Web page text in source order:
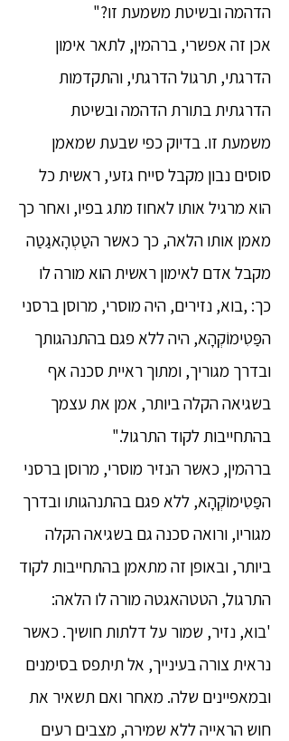
הדהמה ובשיטת משמעת זו?"
אכן זה אפשרי, ברהמין, לתאר אימון
הדרגתי, תרגול הדרגתי, והתקדמות
הדרגתית בתורת הדהמה ובשיטת
משמעת זו. בדיוק כפי שבעת שמאמן
סוסים נבון מקבל סייח גזעי, ראשית כל
הוא מרגיל אותו לאחוז מתג בפיו, ואחר כך
מאמן אותו הלאה, כך כאשר הטַטְהָאגַטַה
מקבל אדם לאימון ראשית הוא מורה לו
כך: ,בוא, נזירים, היה מוסרי, מרוסן ברסני
הפַּטִימוֹקְהָא, היה ללא פגם בהתנהגותך
ובדרך מגוריך, ומתוך ראיית סכנה אף
בשגיאה הקלה ביותר, אמן את עצמך
בהתחייבות לקוד התרגול."
ברהמין, כאשר הנזיר מוסרי, מרוסן ברסני
הפַּטִימוֹקְהָא, ללא פגם בהתנהגותו ובדרך
מגוריו, ורואה סכנה גם בשגיאה הקלה
ביותר, ובאופן זה מתאמן בהתחייבות לקוד
התרגול, הטטהאגטה מורה לו הלאה:
'בוא, נזיר, שמור על דלתות חושיך. כאשר
נראית צורה בעינייך, אל תיתפס בסימנים
ובמאפיינים שלה. מאחר ואם תשאיר את
חוש הראייה ללא שמירה, מצבים רעים